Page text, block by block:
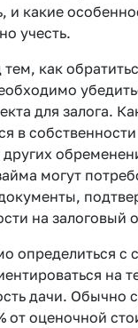
и какие
учесть.
как
для залога.
в собственности
могут
на залоговый
определиться с
на
дачи. Обычно
от оценочной